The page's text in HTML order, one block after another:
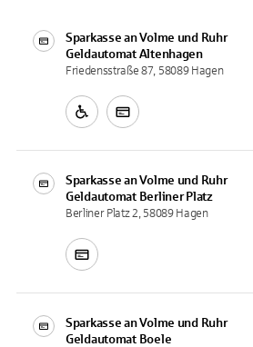
Sparkasse an Volme und Ruhr
Geldautomat Altenhagen
Friedensstraße 87, 58089 Hagen
Sparkasse an Volme und Ruhr
Geldautomat Berliner Platz
Berliner Platz 2, 58089 Hagen
Sparkasse an Volme und Ruhr
Geldautomat Boele